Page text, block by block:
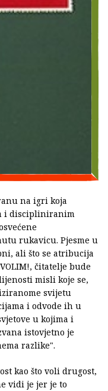
na igri koja
i discipliniranim
rukavicu. Pjesme u
ali što se atribucija
čitatelje bude
misli koje se,
svijetu
i odvode ih u
u kojima i
istovjetno je
razlike".
kao što voli drugost,
vidi je jer je to